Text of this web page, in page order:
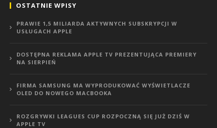
OSTATNIE WPISY
PRAWIE 1,5 MILIARDA AKTYWNYCH SUBSKRYPCJI W
USŁUGACH APPLE
DOSTĘPNA REKLAMA APPLE TV PREZENTUJĄCA PREMIERY
NA SIERPIEŃ
FIRMA SAMSUNG MA WYPRODUKOWAĆ WYŚWIETLACZE
OLED DO NOWEGO MACBOOKA
ROZGRYWKI LEAGUES CUP ROZPOCZNĄ SIĘ JUŻ DZIŚ W
APPLE TV